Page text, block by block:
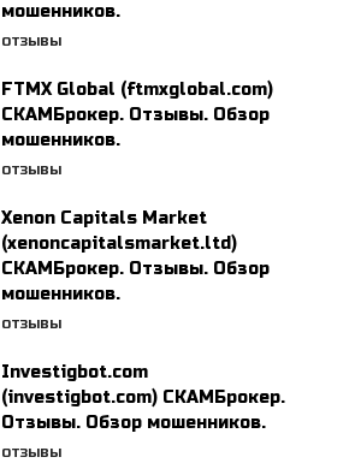
мошенников.
ОТЗЫВЫ
FTMX Global (ftmxglobal.com)
СКАМБрокер. Отзывы. Обзор
мошенников.
ОТЗЫВЫ
Xenon Capitals Market
(xenoncapitalsmarket.ltd)
СКАМБрокер. Отзывы. Обзор
мошенников.
ОТЗЫВЫ
Investigbot.com
(investigbot.com) СКАМБрокер.
Отзывы. Обзор мошенников.
ОТЗЫВЫ